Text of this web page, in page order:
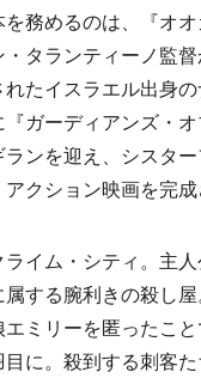
務めるのは、『オ
・タランティーノ監
たイスラエル出身の
ガーディアンズ・
ンを迎え、シスター
クション映画を完成
イム・シティ。主人
する腕利きの殺し
ミリーを匿ったこ
に。殺到する刺客